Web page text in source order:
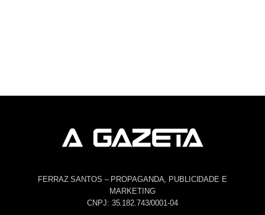
FERRAZ SANTOS – PROPAGANDA, PUBLICIDADE E
MARKETING
CNPJ: 35.182.743/0001-04